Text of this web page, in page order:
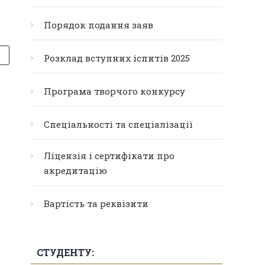
Порядок подання заяв
Розклад вступних іспитів 2025
Програма творчого конкурсу
Спеціальності та спеціалізації
Ліцензія і сертифікати про
акредитацію
Вартість та реквізити
СТУДЕНТУ: